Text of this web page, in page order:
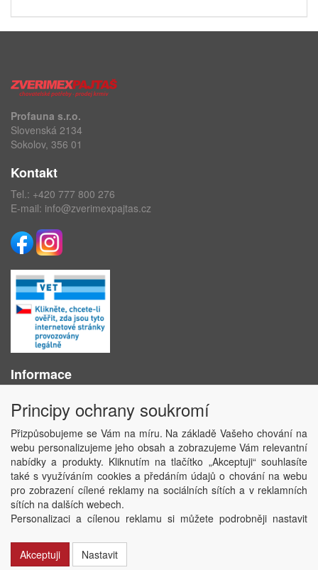
Profauna s.r.o.
Slovenská 2134
Sokolov, 356 01
Kontakt
Tel.: +420 777 800 276
E-mail: info@zverimexpajtas.cz
Informace
Obchodní podmínky
Ochrana osobních údajů
Kontakt
Losování účtenek
Aktuality
Nastavení soukromí
Copyright © ABRA Software a.s. 2020
Principy ochrany soukromí
Přizpůsobujeme se Vám na míru. Na základě Vašeho chování na
webu personalizujeme jeho obsah a zobrazujeme Vám relevantní
nabídky a produkty. Kliknutím na tlačítko „Akceptuji“ souhlasíte
také s využíváním cookies a předáním údajů o chování na webu
pro zobrazení cílené reklamy na sociálních sítích a v reklamních
sítích na dalších webech.
Personalizaci a cílenou reklamu si můžete podrobněji nastavit
Akceptuji
Nastavit